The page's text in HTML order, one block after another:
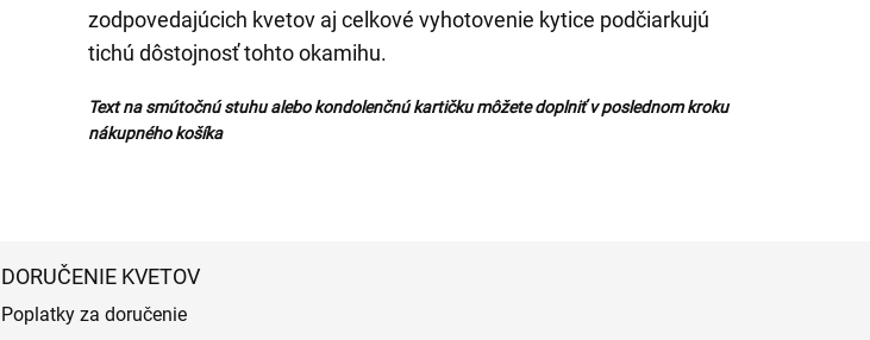
zodpovedajúcich kvetov aj celkové vyhotovenie kytice podčiarkujú
tichú dôstojnosť tohto okamihu.
Text na smútočnú stuhu alebo kondolenčnú kartičku môžete doplniť v poslednom kroku
nákupného košíka
DORUČENIE KVETOV
Poplatky za doručenie